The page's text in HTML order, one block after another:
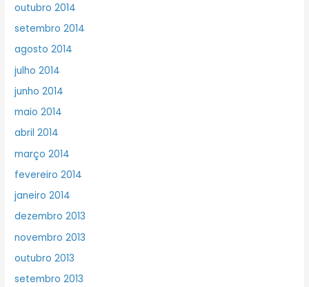
outubro 2014
setembro 2014
agosto 2014
julho 2014
junho 2014
maio 2014
abril 2014
março 2014
fevereiro 2014
janeiro 2014
dezembro 2013
novembro 2013
outubro 2013
setembro 2013